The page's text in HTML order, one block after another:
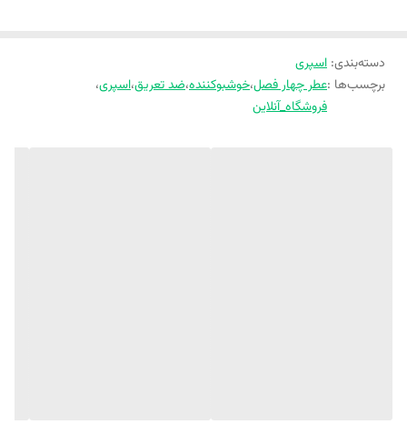
رایحه پایه: شکوفه تنباکو، وانیل، مشک
دسته‌بندی: اسپری
برچسب‌ها :عطر چهار فصل،خوشبوکننده،ضد تعریق،اسپری،
فروشگاه_آنلاین